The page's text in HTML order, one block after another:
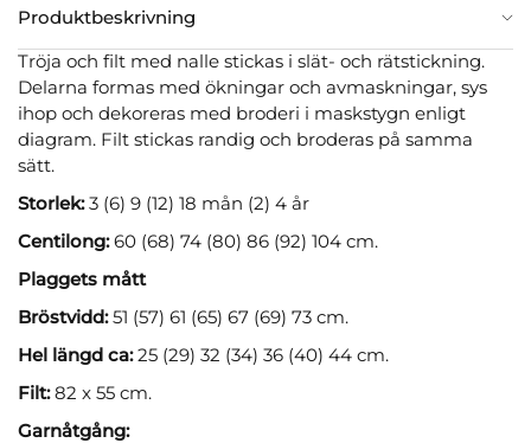
Produktbeskrivning
Tröja och filt med nalle stickas i slät- och rätstickning.
Delarna formas med ökningar och avmaskningar, sys
ihop och dekoreras med broderi i maskstygn enligt
diagram. Filt stickas randig och broderas på samma
sätt.
Storlek:3 (6) 9 (12) 18 mån (2) 4 år
Centilong:60 (68) 74 (80) 86 (92) 104 cm.
Plaggets mått
Bröstvidd:51 (57) 61 (65) 67 (69) 73 cm.
Hel längd ca:25 (29) 32 (34) 36 (40) 44 cm.
Filt:82 x 55 cm.
Garnåtgång: